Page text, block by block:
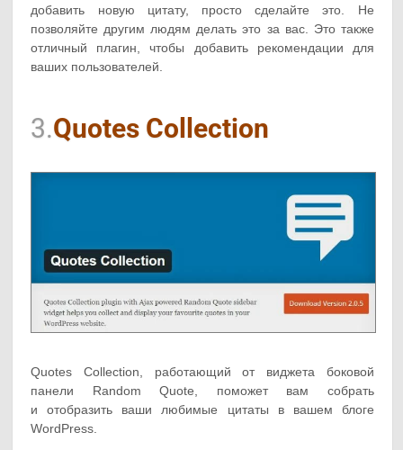
добавить новую цитату, просто сделайте это. Не
позволяйте другим людям делать это за вас. Это также
отличный плагин, чтобы добавить рекомендации для
ваших пользователей.
3.Quotes Collection
Quotes Collection, работающий от виджета боковой
панели Random Quote, поможет вам собрать
и отобразить ваши любимые цитаты в вашем блоге
WordPress.